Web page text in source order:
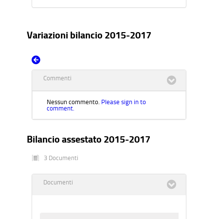
Variazioni bilancio 2015-2017
Commenti
Nessun commento. Please sign in to
comment.
Bilancio assestato 2015-2017
3 Documenti
Documenti